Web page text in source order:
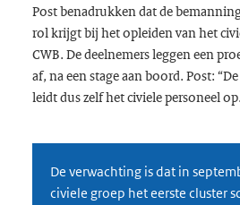
Post benadrukken dat de
rol krijgt bij het opleiden van het
CWB. De deelnemers leggen een
af, na een stage aan boord. Post:
leidt dus zelf het civiele personeel
De verwachting is dat in
civiele groep het eerste cluster